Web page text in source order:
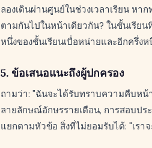
ลองเดินผ่านศูนย์ในช่วงเวลาเรียน ห
ตามกันไปในหน้าเดียวกัน? ในชั้นเรีย
หนึ่งของชั้นเรียนเบื่อหน่ายและอีกครึ่งห
5. ข้อเสนอแนะถึงผู้ปกครอง
ถามว่า: "ฉันจะได้รับทราบความคืบหน้
ลายลักษณ์อักษรรายเดือน, การสอบป
แยกตามหัวข้อ สิ่งที่ไม่ยอมรับได้: "เร